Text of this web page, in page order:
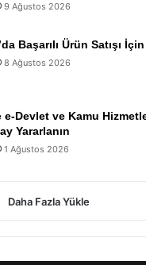
9 Ağustos 2026
Başarılı Ürün Satışı
8 Ağustos 2026
e-Devlet ve Kamu
Yararlanın
1 Ağustos 2026
Daha Fazla Yükle